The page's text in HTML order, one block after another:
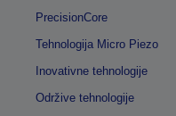
PrecisionCore
Tehnologija Micro Piezo
Inovativne tehnologije
Održive tehnologije